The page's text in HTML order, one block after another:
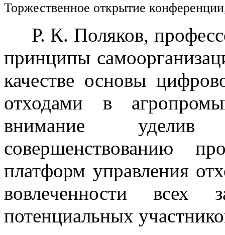
Торжественное открытие
Р. К. Поляков,
принципы
качестве основы
отходами в
внимание уделив
совершенствованию
платформ управления
вовлеченности всех
потенциальных